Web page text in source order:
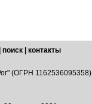
поиск
контакты
(ОГРН 1162536095358)